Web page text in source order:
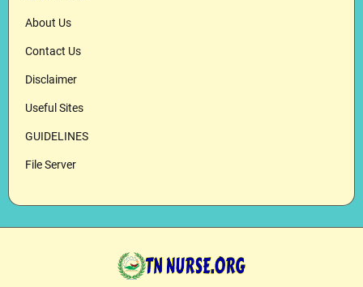
About Us
Contact Us
Disclaimer
Useful Sites
GUIDELINES
File Server